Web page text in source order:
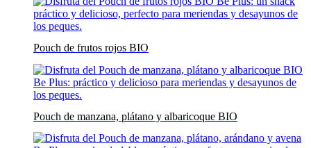
Pouch de frutos rojos BIO
Pouch de manzana, plátano y albaricoque BIO